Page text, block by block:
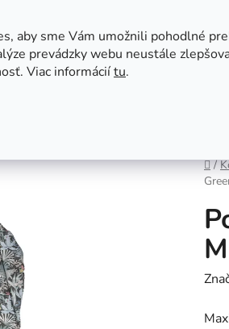
aby sme Vám umožnili pohodlné
prevádzky webu neustále
Viac informáciítu.
/